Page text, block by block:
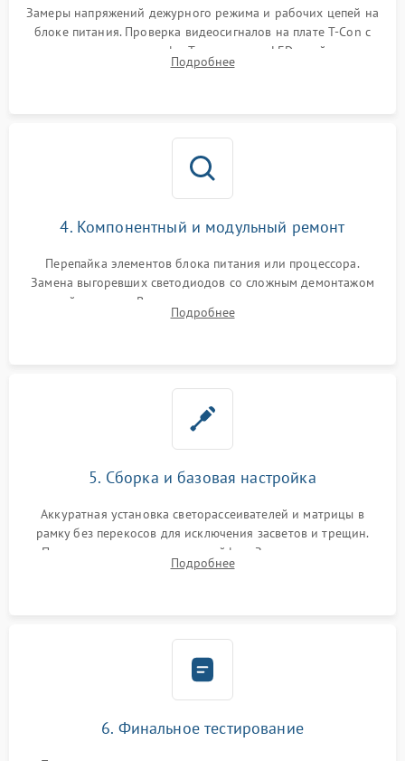
Замеры напряжений дежурного режима и рабочих цепей на
блоке питания. Проверка видеосигналов на плате T-Con с
помощью осциллографа. Тестирование LED-драйвера и
светодиодных планок подсветки мультиметром.
Подробнее
4. Компонентный и модульный ремонт
Перепайка элементов блока питания или процессора.
Замена выгоревших светодиодов со сложным демонтажом
хрупкой матрицы. Восстановление поврежденных дорожек,
прошивка микросхем памяти EEPROM
Подробнее
5. Сборка и базовая настройка
Аккуратная установка светорассеивателей и матрицы в
рамку без перекосов для исключения засветов и трещин.
Подключение внутренних шлейфов. Закрытие корпуса.
Сброс настроек и обновление программного обеспечения.
Подробнее
6. Финальное тестирование